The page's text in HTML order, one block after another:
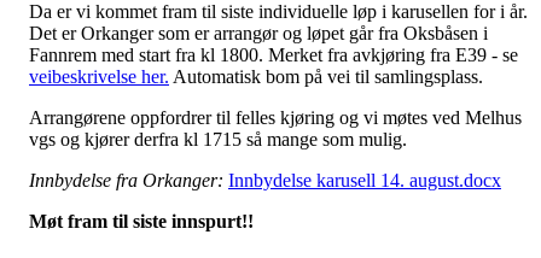
Da er vi kommet fram til siste individuelle løp i karusellen for i år.
Det er Orkanger som er arrangør og løpet går fra Oksbåsen i
Fannrem med start fra kl 1800. Merket fra avkjøring fra E39 - se
veibeskrivelse her. Automatisk bom på vei til samlingsplass.
Arrangørene oppfordrer til felles kjøring og vi møtes ved Melhus
vgs og kjører derfra kl 1715 så mange som mulig.
Innbydelse fra Orkanger: Innbydelse karusell 14. august.docx
Møt fram til siste innspurt!!